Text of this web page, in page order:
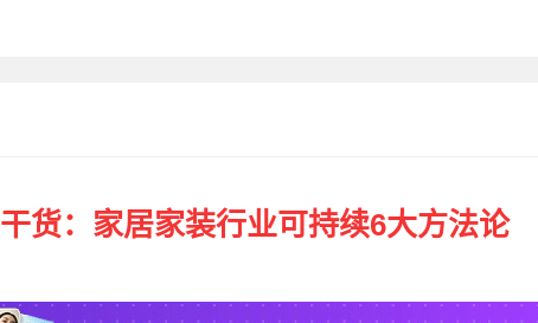
干货：家居家装行业可持续6大方法论